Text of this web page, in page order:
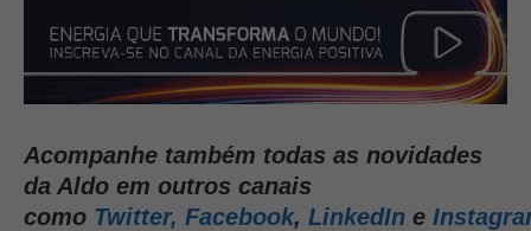
Acompanhe também todas as novidades
da Aldo em outros canais
como Twitter, Facebook, LinkedIn e